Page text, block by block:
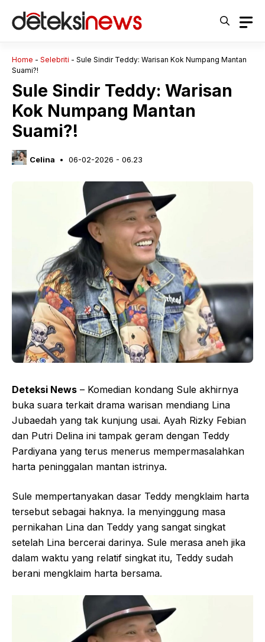
Home - Selebriti - Sule Sindir Teddy: Warisan Kok Numpang Mantan
Suami?!
Sule Sindir Teddy: Warisan
Kok Numpang Mantan
Suami?!
Celina 06-02-2026 - 06.23
Deteksi News – Komedian kondang Sule akhirnya
buka suara terkait drama warisan mendiang Lina
Jubaedah yang tak kunjung usai. Ayah Rizky Febian
dan Putri Delina ini tampak geram dengan Teddy
Pardiyana yang terus menerus mempermasalahkan
harta peninggalan mantan istrinya.
Sule mempertanyakan dasar Teddy mengklaim harta
tersebut sebagai haknya. Ia menyinggung masa
pernikahan Lina dan Teddy yang sangat singkat
setelah Lina bercerai darinya. Sule merasa aneh jika
dalam waktu yang relatif singkat itu, Teddy sudah
berani mengklaim harta bersama.